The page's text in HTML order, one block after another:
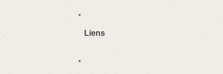
Liens